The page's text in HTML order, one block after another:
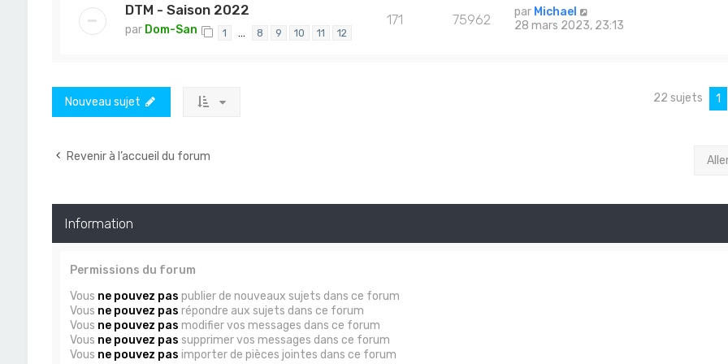
DTM - Saison 2022
par Dom-San 1 … 8 9 10 11 12
171 75962 par Michael
28 mars 2023, 23:13
Nouveau sujet 22 sujets 1
Revenir à l’accueil du forum
Information
Permissions du forum
Vous ne pouvez pas publier de nouveaux sujets dans ce forum
Vous ne pouvez pas répondre aux sujets dans ce forum
Vous ne pouvez pas modifier vos messages dans ce forum
Vous ne pouvez pas supprimer vos messages dans ce forum
Vous ne pouvez pas importer de pièces jointes dans ce forum